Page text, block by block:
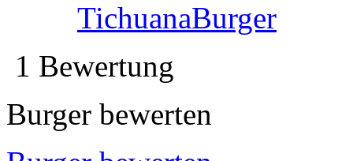
TichuanaBurger
1 Bewertung
Burger bewerten